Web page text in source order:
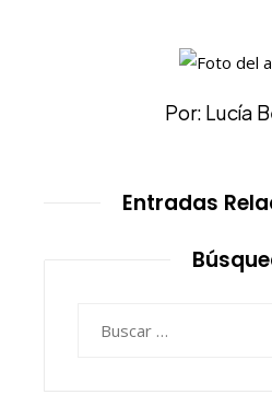
Por: Lucía
Entradas